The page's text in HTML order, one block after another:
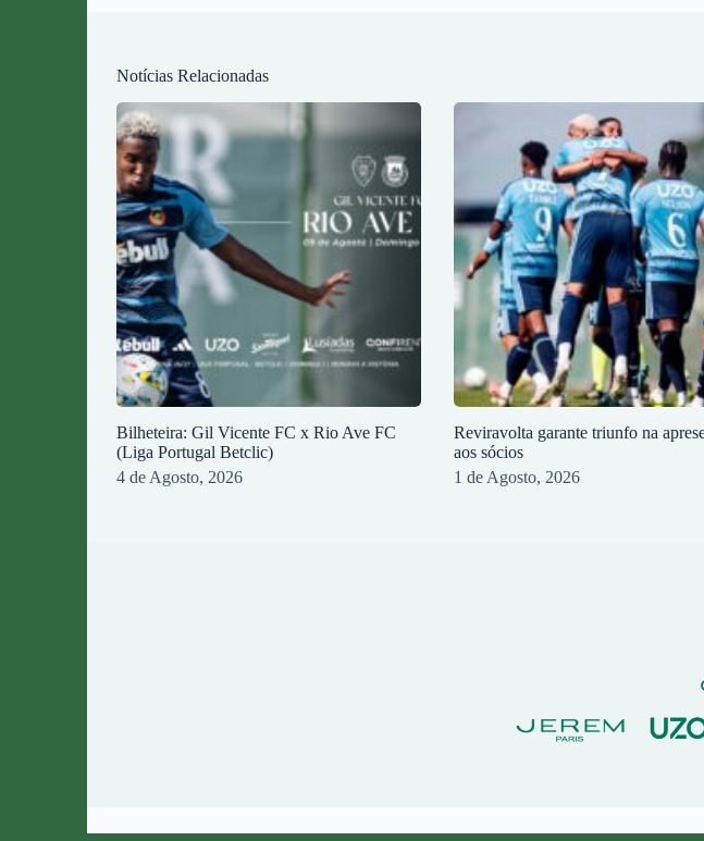
Notícias Relacionadas
Bilheteira: Gil Vicente FC x Rio Ave FC
(Liga Portugal Betclic)
4 de Agosto, 2026
Reviravolta garante triunfo na
aos sócios
1 de Agosto, 2026